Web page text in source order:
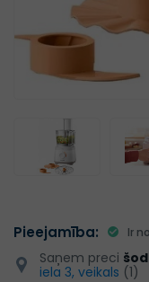
Pieejamība: Ir
Saņem preci
iela 3, veikals (1)